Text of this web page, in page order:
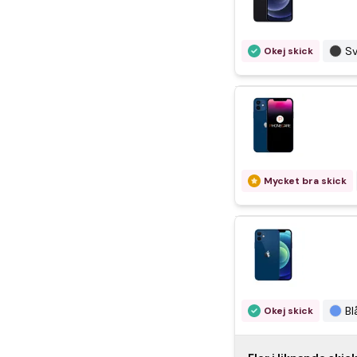
Bra skick
Bra skick
Bra skick
Okej skick
Mycket bra skick
Okej skick